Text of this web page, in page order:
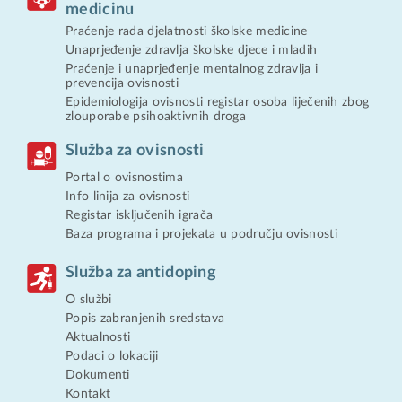
medicinu
Praćenje rada djelatnosti školske medicine
Unaprjeđenje zdravlja školske djece i mladih
Praćenje i unaprjeđenje mentalnog zdravlja i
prevencija ovisnosti
Epidemiologija ovisnosti registar osoba liječenih zbog
zlouporabe psihoaktivnih droga
Služba za ovisnosti
Portal o ovisnostima
Info linija za ovisnosti
Registar isključenih igrača
Baza programa i projekata u području ovisnosti
Služba za antidoping
O službi
Popis zabranjenih sredstava
Aktualnosti
Podaci o lokaciji
Dokumenti
Kontakt